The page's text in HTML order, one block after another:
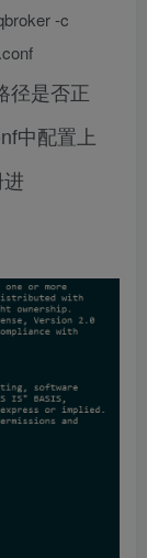
-c
径是否正
中配置上